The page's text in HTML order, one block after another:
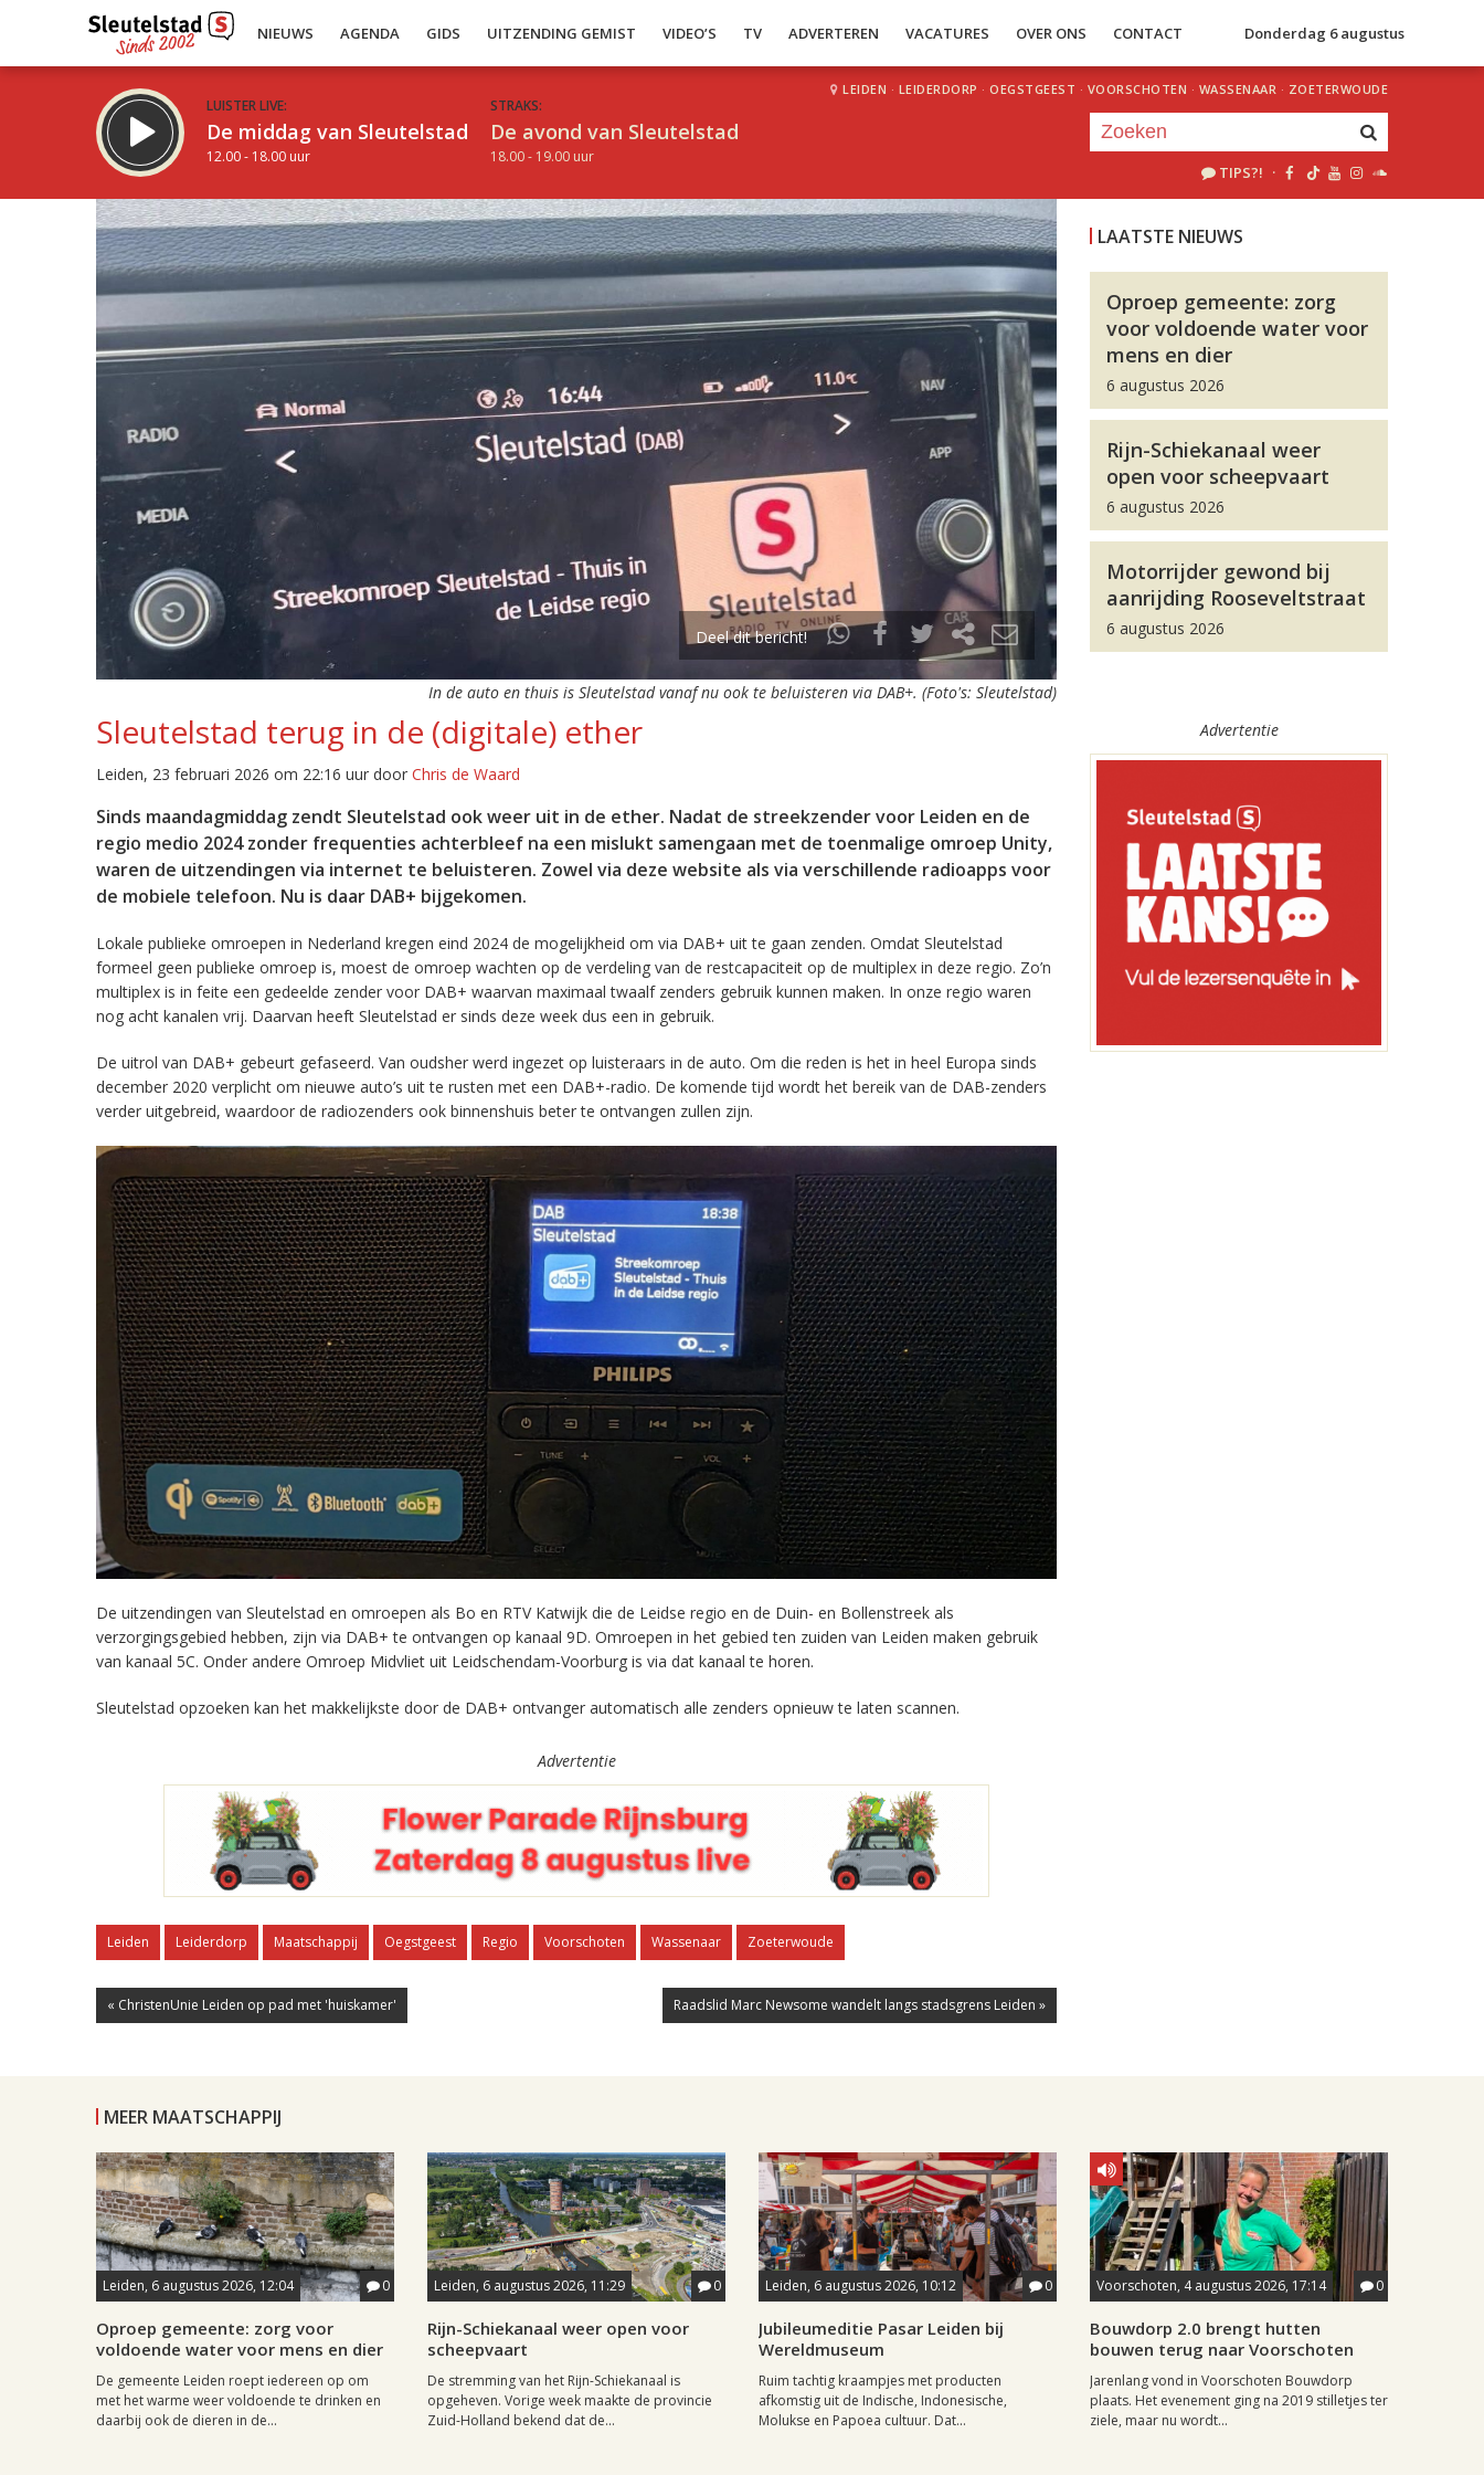
NIEUWS AGENDA GIDS UITZENDING GEMIST VIDEO’S TV ADVERTEREN VACATURES OVER ONS CONTACT Donderdag 6 augustus
LUISTER LIVE:
De middag van Sleutelstad
12.00 - 18.00 uur
STRAKS:
De avond van Sleutelstad
18.00 - 19.00 uur
LEIDEN · LEIDERDORP · OEGSTGEEST · VOORSCHOTEN · WASSENAAR · ZOETERWOUDE
TIPS?! ·
Deel dit bericht!
In de auto en thuis is Sleutelstad vanaf nu ook te beluisteren via DAB+. (Foto's: Sleutelstad)
Sleutelstad terug in de (digitale) ether
Leiden, 23 februari 2026 om 22:16 uur door Chris de Waard
Sinds maandagmiddag zendt Sleutelstad ook weer uit in de ether. Nadat de streekzender voor Leiden en de
regio medio 2024 zonder frequenties achterbleef na een mislukt samengaan met de toenmalige omroep Unity,
waren de uitzendingen via internet te beluisteren. Zowel via deze website als via verschillende radioapps voor
de mobiele telefoon. Nu is daar DAB+ bijgekomen.
Lokale publieke omroepen in Nederland kregen eind 2024 de mogelijkheid om via DAB+ uit te gaan zenden. Omdat Sleutelstad
formeel geen publieke omroep is, moest de omroep wachten op de verdeling van de restcapaciteit op de multiplex in deze regio. Zo’n
multiplex is in feite een gedeelde zender voor DAB+ waarvan maximaal twaalf zenders gebruik kunnen maken. In onze regio waren
nog acht kanalen vrij. Daarvan heeft Sleutelstad er sinds deze week dus een in gebruik.
De uitrol van DAB+ gebeurt gefaseerd. Van oudsher werd ingezet op luisteraars in de auto. Om die reden is het in heel Europa sinds
december 2020 verplicht om nieuwe auto’s uit te rusten met een DAB+-radio. De komende tijd wordt het bereik van de DAB-zenders
verder uitgebreid, waardoor de radiozenders ook binnenshuis beter te ontvangen zullen zijn.
De uitzendingen van Sleutelstad en omroepen als Bo en RTV Katwijk die de Leidse regio en de Duin- en Bollenstreek als
verzorgingsgebied hebben, zijn via DAB+ te ontvangen op kanaal 9D. Omroepen in het gebied ten zuiden van Leiden maken gebruik
van kanaal 5C. Onder andere Omroep Midvliet uit Leidschendam-Voorburg is via dat kanaal te horen.
Sleutelstad opzoeken kan het makkelijkste door de DAB+ ontvanger automatisch alle zenders opnieuw te laten scannen.
Advertentie
Leiden Leiderdorp Maatschappij Oegstgeest Regio Voorschoten Wassenaar Zoeterwoude
« ChristenUnie Leiden op pad met 'huiskamer' Raadslid Marc Newsome wandelt langs stadsgrens Leiden »
LAATSTE NIEUWS
Oproep gemeente: zorg
voor voldoende water voor
mens en dier
6 augustus 2026
Rijn-Schiekanaal weer
open voor scheepvaart
6 augustus 2026
Motorrijder gewond bij
aanrijding Rooseveltstraat
6 augustus 2026
Advertentie
MEER MAATSCHAPPIJ
Leiden, 6 augustus 2026, 12:04 0
Oproep gemeente: zorg voor
voldoende water voor mens en dier
De gemeente Leiden roept iedereen op om
met het warme weer voldoende te drinken en
daarbij ook de dieren in de...
Leiden, 6 augustus 2026, 11:29 0
Rijn-Schiekanaal weer open voor
scheepvaart
De stremming van het Rijn-Schiekanaal is
opgeheven. Vorige week maakte de provincie
Zuid-Holland bekend dat de...
Leiden, 6 augustus 2026, 10:12 0
Jubileumeditie Pasar Leiden bij
Wereldmuseum
Ruim tachtig kraampjes met producten
afkomstig uit de Indische, Indonesische,
Molukse en Papoea cultuur. Dat...
Voorschoten, 4 augustus 2026, 17:14 0
Bouwdorp 2.0 brengt hutten
bouwen terug naar Voorschoten
Jarenlang vond in Voorschoten Bouwdorp
plaats. Het evenement ging na 2019 stilletjes ter
ziele, maar nu wordt...